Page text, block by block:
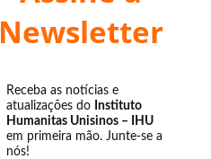
Newsletter
Receba as notícias e
atualizações do Instituto
Humanitas Unisinos – IHU
em primeira mão. Junte-se a
nós!